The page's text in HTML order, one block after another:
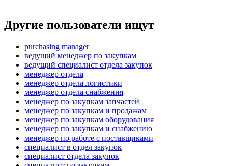
Другие пользователи ищут
purchasing manager
ведущий менеджер по закупкам
ведущий специалист отдела закупок
менеджер отдела
менеджер отдела логистики
менеджер отдела снабжения
менеджер по закупкам запчастей
менеджер по закупкам и продажам
менеджер по закупкам оборудования
менеджер по закупкам и снабжению
менеджер по работе с поставщиками
специалист в отдел закупок
специалист отдела закупок